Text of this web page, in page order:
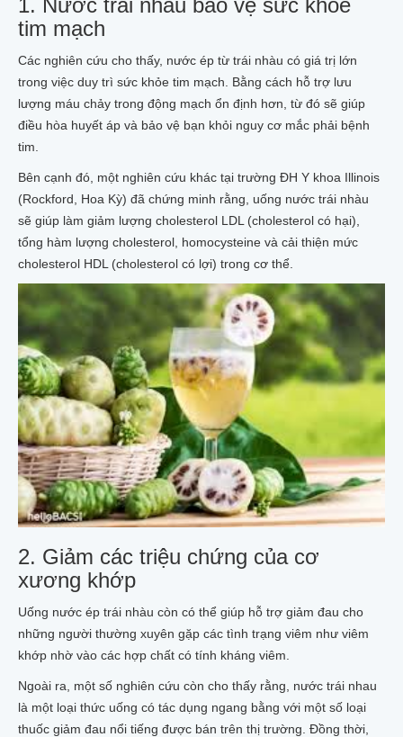
tim mạch
Các nghiên cứu cho thấy, nước ép từ trái nhàu có giá trị lớn
trong việc duy trì sức khỏe tim mạch. Bằng cách hỗ trợ lưu
lượng máu chảy trong động mạch ổn định hơn, từ đó sẽ giúp
điều hòa huyết áp và bảo vệ bạn khỏi nguy cơ mắc phải bệnh
tim.
Bên cạnh đó, một nghiên cứu khác tại trường ĐH Y khoa Illinois
(Rockford, Hoa Kỳ) đã chứng minh rằng, uống nước trái nhàu
sẽ giúp làm giảm lượng cholesterol LDL (cholesterol có hại),
tổng hàm lượng cholesterol, homocysteine và cải thiện mức
cholesterol HDL (cholesterol có lợi) trong cơ thể.
2. Giảm các triệu chứng của cơ
xương khớp
Uống nước ép trái nhàu còn có thể giúp hỗ trợ giảm đau cho
những người thường xuyên gặp các tình trạng viêm như viêm
khớp nhờ vào các hợp chất có tính kháng viêm.
Ngoài ra, một số nghiên cứu còn cho thấy rằng, nước trái nhau
là một loại thức uống có tác dụng ngang bằng với một số loại
thuốc giảm đau nổi tiếng được bán trên thị trường. Đồng thời,